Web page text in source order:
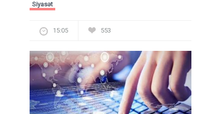
Siyasət
15:05 553